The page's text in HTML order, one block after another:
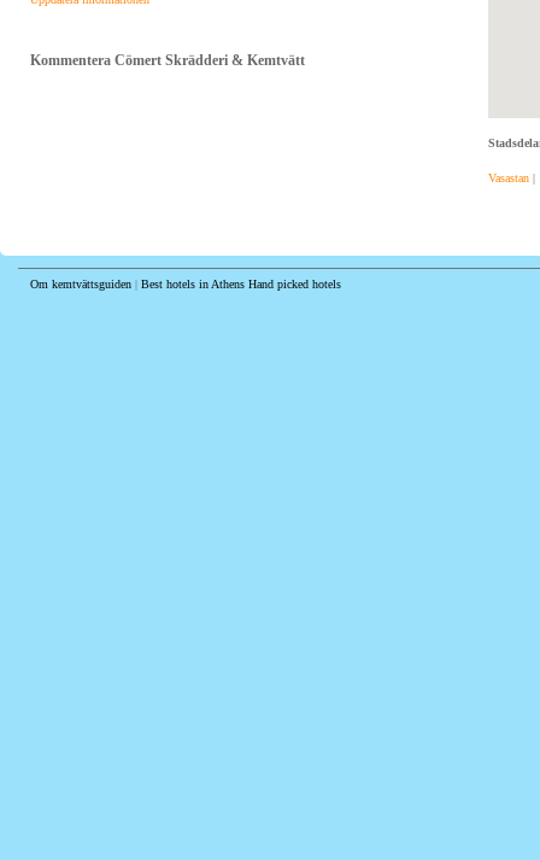
Kommentera Cömert Skrädderi & Kemtvätt
Vasastan |
Om kemtvättsguiden | Best hotels in Athens Hand picked hotels